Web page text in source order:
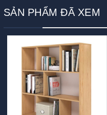
SẢN PHẨM ĐÃ XEM